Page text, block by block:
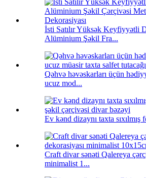
İsti Satılır Yüksək Keyfiyyətli
Alüminium Şəkil Fra...
Qəhvə həvəskarları üçün
ucuz mod...
Ev kənd dizaynı taxta sıxılmış
Craft divar sənəti Qalereya
minimalist 1...